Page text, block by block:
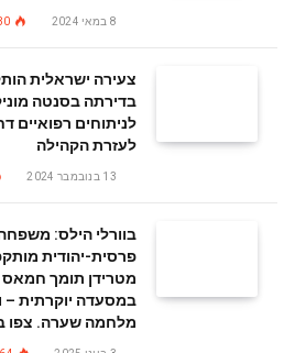
8 במאי 2024
צעירה ישראלית
בדירתה בסנטה
לניתוחים רפואיים
לעזרת הקהילה
13 בנובמבר 2024
בוורלי הילס:
פרסית-יהודית
מטרידן תומך חמאס
במסעדה יוקרתית –
מלחמה שערה. צפו